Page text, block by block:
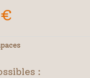
€
: